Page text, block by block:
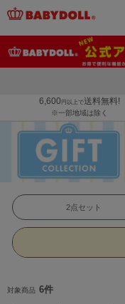
6,600 円以上で送料無料!
※一部地域は除く
2点セット
対象商品 6件